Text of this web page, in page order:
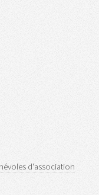
d'association